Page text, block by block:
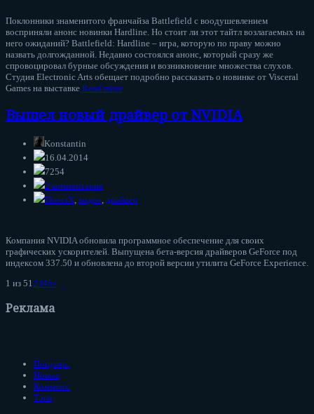
Поклонники знаменитого франчайза Battlefield с воодушевлением
восприняли анонс новинки Hardline. Но стоит ли этот тайтл возлагаемых на
него ожиданий? Battlefield: Hardline – игра, которую по праву можно
назвать долгожданной. Недавно состоялся анонс, который сразу же
спровоцировал бурные обсуждения и возникновение множества слухов.
Студия Electronic Arts обещает подробно рассказать о новинке от Visceral
Games на выставке Read more
Вышел новый драйвер от NVIDIA
Konstantin
16.04.2014
7254
2 комментария
DirectX видео драйвер
Компания NVIDIA обновила программное обеспечение для своих
графических ускорителей. Выпущена бета-версия драйверов GeForce под
индексом 337.50 и обновлена до второй версии утилита GeForce Experience.
1 из 51 2345»
Реклама
Популяр.
Новые
Коммент.
Тэги